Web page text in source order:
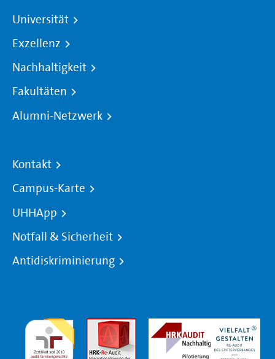
Universität
Exzellenz
Nachhaltigkeit
Fakultäten
Alumni-Netzwerk
Kontakt
Campus-Karte
UHHApp
Notfall & Sicherheit
Antidiskriminierung